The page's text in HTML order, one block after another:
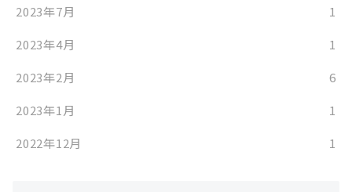
2023年7月
1
2023年4月
1
2023年2月
6
2023年1月
1
2022年12月
1